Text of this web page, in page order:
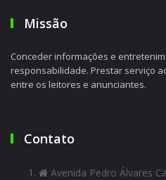
Missão
Conceder informações e
responsabilidade. Prestar serviço
entre os leitores e anunciantes.
Contato
Avenida Pedro Álvares